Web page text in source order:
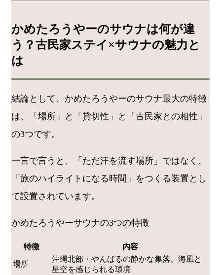
かめたろうやーのサウナは何が違
う？古民家ステイ×サウナの魅力と
は
結論として、かめたろうやーのサウナ最大の特徴
は、「場所」と「貸切性」と「古民家との相性」
の3つです。
一言で言うと、「ただ汗を流す場所」ではなく、
「旅のハイライトになる時間」をつくる装置とし
て設置されています。
かめたろうやーサウナの3つの特徴
特徴 内容
場所
沖縄北部・やんばるの静かな集落、海風と
星空を感じられる環境